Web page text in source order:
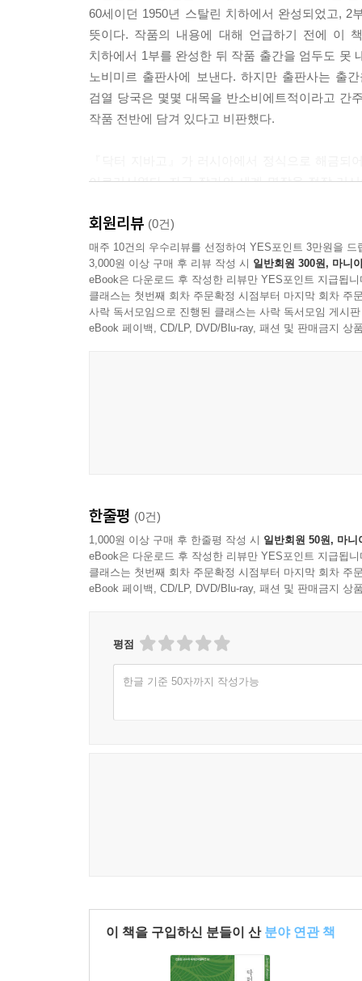
60세이던 1950년 스탈린 치하에서 완성되었고,
뜻이다. 작품의 내용에 대해 언급하기 전에 이
치하에서 1부를 완성한 뒤 작품 출간을 엄두도 못
노비미르 출판사에 보낸다. 하지만 출판사는 출
검열 당국은 몇몇 대목을 반소비에트적이라고 간
작품 전반에 담겨 있다고 비판했다.
이르러서였다. 자국 작가의 세계 명작을 정작 러
금석지감을 느끼지 않을 수 없다.
20세기 전반기의 격동적인 세계사를 압축해 놓은
시대정신이 되었던 시기이다. 『닥터 지바고』
사랑한 한 인물, 그리고 무엇보다 삶을 사랑했
단어가 ‘혁명’이었다면 그 시대정신 대신 ‘삶’과 ‘
〈생각하는 힘: 진형준 교수의 세계문학컬렉션
‘고전’을 읽어야 한다는, 그리고 반드시 ‘완역본’
사람은 거의 없다. 한마디로 ‘죽은’ 고전이다. 진
누구나 읽기 좋은, 믿을 만한 ‘축역본(remaster
〈생각하는 힘: 진형준 교수의 세계문학컬렉션
즐거움, 앎의 기쁨을 배가해주고, 사고력과 창의
ㆍ 이해의 폭과 깊이를 더해주는 흥미진진한 자료
회원리뷰 (0건)
매주 10건의 우수리뷰를 선정하여 YES포인트 3만원을 드
3,000원 이상 구매 후 리뷰 작성 시 일반회원 300원, 마니
eBook은 다운로드 후 작성한 리뷰만 YES포인트 지급됩니
클래스는 첫번째 회차 주문확정 시점부터 마지막 회차 주
사락 독서모임으로 진행된 클래스는 사락 독서모임 게시
eBook 페이백, CD/LP, DVD/Blu-ray, 패션 및 판매금지 상
한줄평 (0건)
1,000원 이상 구매 후 한줄평 작성 시 일반회원 50원, 마니
eBook은 다운로드 후 작성한 리뷰만 YES포인트 지급됩니
클래스는 첫번째 회차 주문확정 시점부터 마지막 회차 주
eBook 페이백, CD/LP, DVD/Blu-ray, 패션 및 판매금지 상
평점
한글 기준 50자까지 작성가능
이 책을 구입하신 분들이 산 분야 연관 책